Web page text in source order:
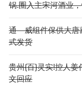
锅.圈入主宋河酒业
通—威组件保供大唐
式发货
贵州{百}灵实!控人姜
文回应